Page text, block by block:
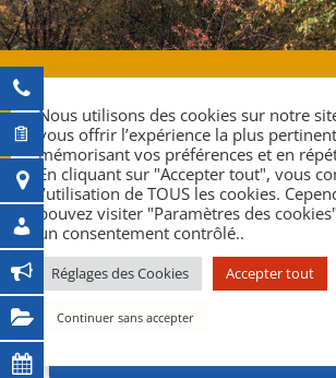
ANNUAIRES
Nous utilisons des cookies sur notre
vous offrir l’expérience la plus
mémorisant vos préférences et en
En cliquant sur "Accepter tout", vous
l’utilisation de TOUS les cookies.
pouvez visiter "Paramètres des
un consentement contrôlé..
Réglages des Cookies Accepter tout
Continuer sans accepter